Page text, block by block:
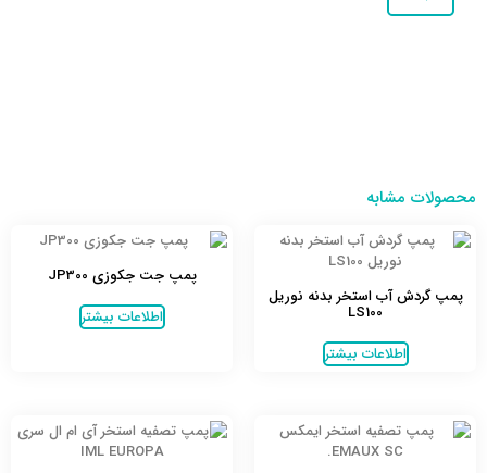
محصولات مشابه
پمپ گردش آب استخر بدنه نوریل
LS100
اطلاعات بیشتر
پمپ جت جکوزی JP300
اطلاعات بیشتر